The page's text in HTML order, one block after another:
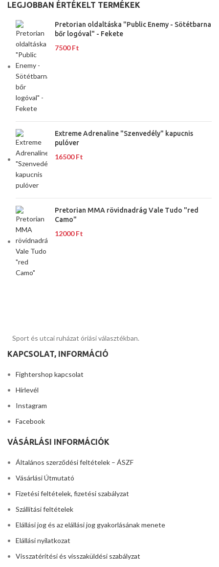
LEGJOBBAN ÉRTÉKELT TERMÉKEK
Pretorian oldaltáska "Public Enemy - Sötétbarna
bőr logóval" - Fekete
7500Ft
Extreme Adrenaline "Szenvedély" kapucnis
pulóver
16500Ft
Pretorian MMA rövidnadrág Vale Tudo "red
Camo"
12000Ft
Sport és utcai ruházat óriási választékban.
KAPCSOLAT, INFORMÁCIÓ
Fightershop kapcsolat
Hírlevél
Instagram
Facebook
VÁSÁRLÁSI INFORMÁCIÓK
Általános szerződési feltételek – ÁSZF
Vásárlási Útmutató
Fizetési feltételek, fizetési szabályzat
Szállítási feltételek
Elállási jog és az elállási jog gyakorlásának menete
Elállási nyilatkozat
Visszatérítési és visszaküldési szabályzat